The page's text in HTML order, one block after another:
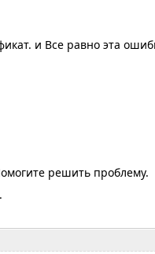
и Все равно эта
решить проблему.